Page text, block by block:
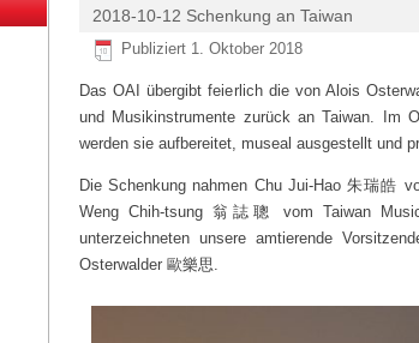
2018-10-12 Schenkung an Taiwan
Publiziert 1. Oktober 2018
Das OAI übergibt feierlich die von Alois
und Musikinstrumente zurück an Taiwan. Im
werden sie aufbereitet, museal ausgestellt und
Die Schenkung nahmen Chu Jui-Hao 朱瑞皓
Weng Chih-tsung 翁誌聰 vom Taiwan
unterzeichneten unsere amtierende
Osterwalder 歐樂思.